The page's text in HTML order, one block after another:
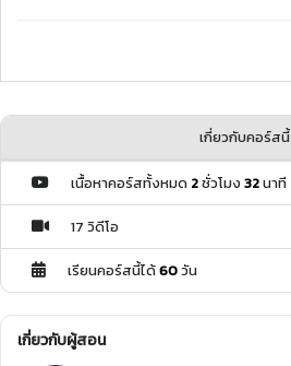
เกี่ยวกับคอร์สนี้
เนื้อหาคอร์สทั้งหมด 2ชั่วโมง 32นาที
17 วิดีโอ
เรียนคอร์สนี้ได้60วัน
เกี่ยวกับผู้สอน